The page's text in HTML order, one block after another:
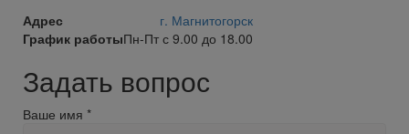
Адрес
г. Магнитогорск
График работыПн-Пт с 9.00 до 18.00
Задать вопрос
Ваше имя *